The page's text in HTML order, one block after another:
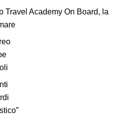
Travel Academy On Board, la